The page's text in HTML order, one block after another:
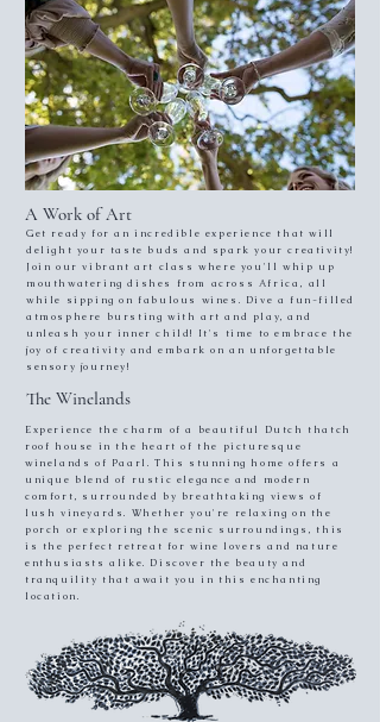
A Work of Art
Get ready for an incredible experience that will
delight your taste buds and spark your creativity!
Join our vibrant art class where you'll whip up
mouthwatering dishes from across Africa, all
while sipping on fabulous wines. Dive a fun-filled
atmosphere bursting with art and play, and
unleash your inner child! It's time to embrace the
joy of creativity and embark on an unforgettable
sensory journey!
The Winelands
Experience the charm of a beautiful Dutch thatch
roof house in the heart of the picturesque
winelands of Paarl. This stunning home offers a
unique blend of rustic elegance and modern
comfort, surrounded by breathtaking views of
lush vineyards. Whether you're relaxing on the
porch or exploring the scenic surroundings, this
is the perfect retreat for wine lovers and nature
enthusiasts alike. Discover the beauty and
tranquility that await you in this enchanting
location.